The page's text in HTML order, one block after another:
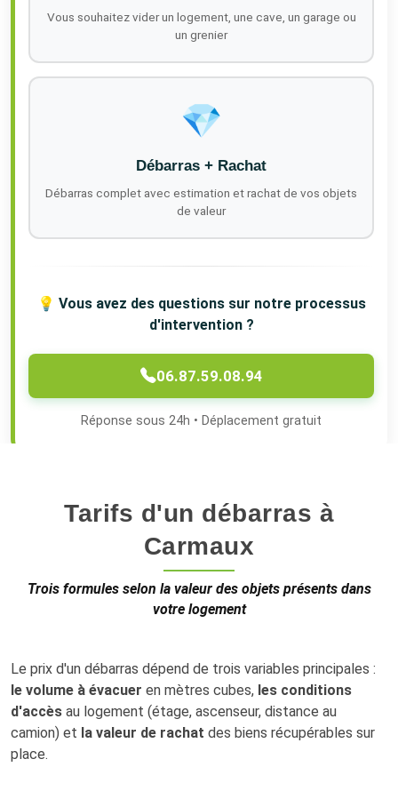
Vous souhaitez vider un logement, une cave, un garage ou
un grenier
💎
Débarras + Rachat
Débarras complet avec estimation et rachat de vos objets
de valeur
💡 Vous avez des questions sur notre processus
d'intervention ?
06.87.59.08.94
Réponse sous 24h • Déplacement gratuit
Tarifs d'un débarras à
Carmaux
Trois formules selon la valeur des objets présents dans
votre logement
Le prix d'un débarras dépend de trois variables principales :
le volume à évacuer en mètres cubes, les conditions
d'accès au logement (étage, ascenseur, distance au
camion) et la valeur de rachat des biens récupérables sur
place.